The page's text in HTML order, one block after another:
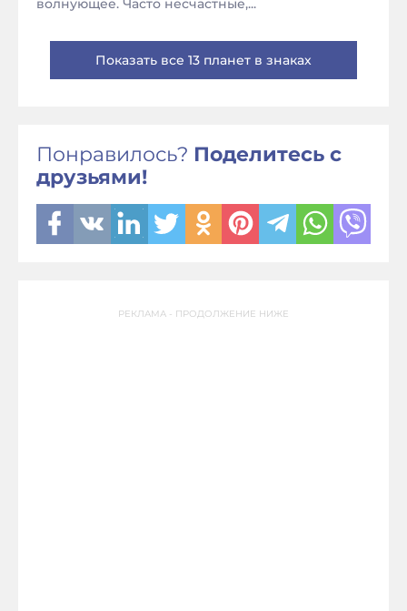
волнующее. Часто несчастные,...
Показать все 13 планет в знаках
Понравилось? Поделитесь с
друзьями!
РЕКЛАМА - ПРОДОЛЖЕНИЕ НИЖЕ